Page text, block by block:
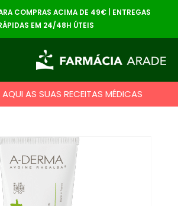
COMPRAS ACIMA DE 49€ | ENTREGAS
EM 24/48H ÚTEIS
AQUI AS SUAS RECEITAS MÉDICAS